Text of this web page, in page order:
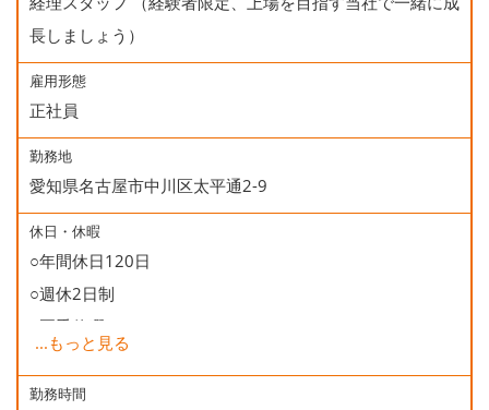
長しましょう）
雇用形態
正社員
勤務地
愛知県名古屋市中川区太平通2-9
休日・休暇
○年間休日120日
○週休2日制
○夏季休暇
○年末年始休暇
○慶弔休暇
...もっと見る
勤務時間